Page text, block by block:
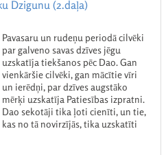
Dzigunu (2.daļa)
Pavasaru un rudeņu periodā cilvēki
par galveno savas dzīves jēgu
uzskatīja tiekšanos pēc Dao. Gan
vienkāršie cilvēki, gan mācītie vīri
un ierēdņi, par dzīves augstāko
mērķi uzskatīja Patiesības izpratni.
Dao sekotāji tika ļoti cienīti, un tie,
kas no tā novirzījās, tika uzskatīti